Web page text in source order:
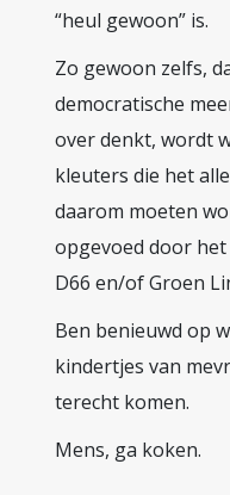
“heul gewoon” is.
Zo gewoon zelfs,
democratische
over denkt, wordt
kleuters die het
daarom moeten
opgevoed door
D66 en/of Groen
Ben benieuwd op
kindertjes van
terecht komen.
Mens, ga koken.